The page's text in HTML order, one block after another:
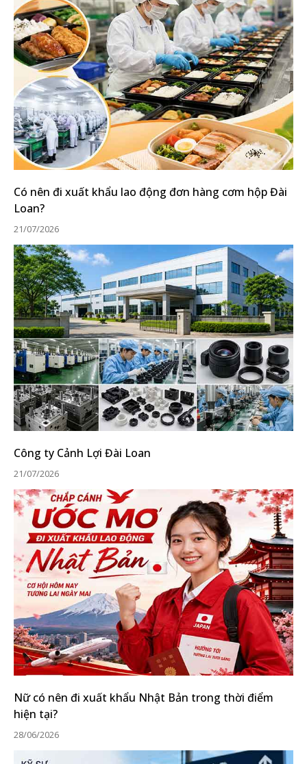
Có nên đi xuất khẩu lao động đơn hàng cơm hộp Đài
Loan?
21/07/2026
Công ty Cảnh Lợi Đài Loan
21/07/2026
Nữ có nên đi xuất khẩu Nhật Bản trong thời điểm
hiện tại?
28/06/2026